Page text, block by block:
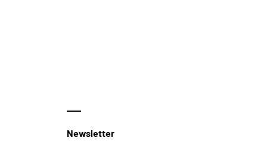
Newsletter